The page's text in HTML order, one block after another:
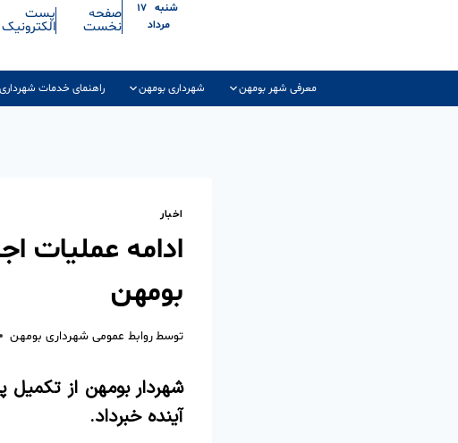
شنبه ۱۷
مرداد
صفحه
نخست
پست
الکترونیک
معرفی شهر بومهن شهرداری بومهن راهنمای خدمات شهرداری
اخبار
ادامه عملیات
بومهن
توسطروابط عمومی شهرداری بومهن
آینده خبرداد.